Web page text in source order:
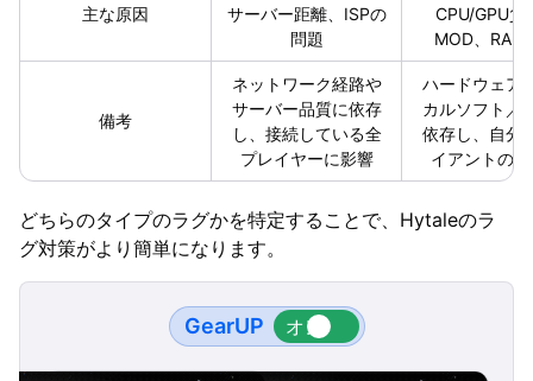
主な原因
サーバー距離、ISPの
問題
CPU/GPU負
MOD、RAM
備考
ネットワーク経路や
サーバー品質に依存
し、接続している全
プレイヤーに影響
ハードウェア
カルソフト／
依存し、自分
イアントの
どちらのタイプのラグかを特定することで、Hytaleのラ
グ対策がより簡単になります。
GearUP